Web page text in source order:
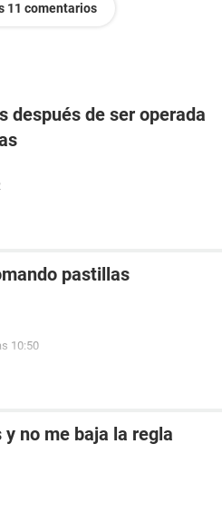
11 comentarios
después de ser operada
pastillas
10:50
no me baja la regla